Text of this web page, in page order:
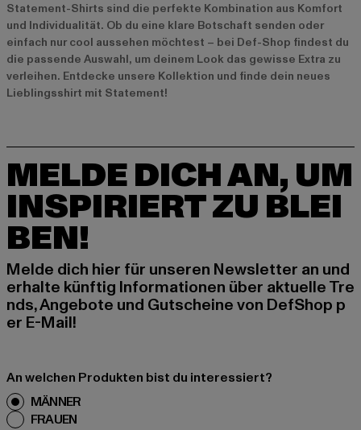
Statement-Shirts sind die perfekte Kombination aus Komfort
und Individualität. Ob du eine klare Botschaft senden oder
einfach nur cool aussehen möchtest – bei Def-Shop findest du
die passende Auswahl, um deinem Look das gewisse Extra zu
verleihen. Entdecke unsere Kollektion und finde dein neues
Lieblingsshirt mit Statement!
MELDE DICH AN, UM
INSPIRIERT ZU BLEI
BEN!
Melde dich hier für unseren Newsletter an und
erhalte künftig Informationen über aktuelle Tre
nds, Angebote und Gutscheine von DefShop p
er E-Mail!
An welchen Produkten bist du interessiert?
MÄNNER
FRAUEN